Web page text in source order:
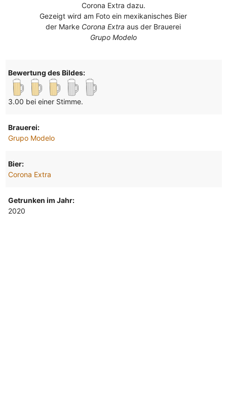
Corona Extra dazu.
Gezeigt wird am Foto ein mexikanisches Bier
der Marke Corona Extra aus der Brauerei
Grupo Modelo
Bewertung des Bildes:
3.00 bei einer Stimme.
Brauerei:
Grupo Modelo
Bier:
Corona Extra
Getrunken im Jahr:
2020